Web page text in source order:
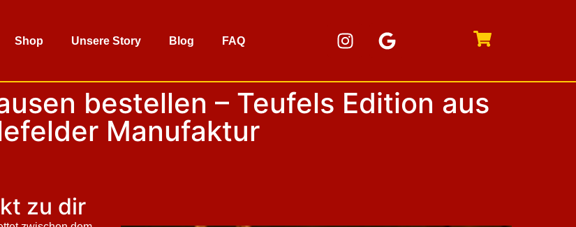
Shop Unsere Story Blog FAQ
bestellen – Teufels Edition aus
Manufaktur
zu dir